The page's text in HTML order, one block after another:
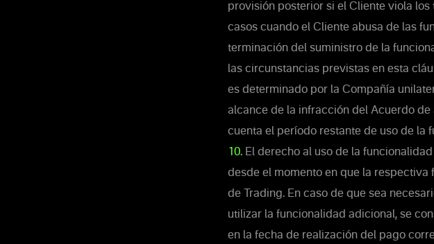
provisión posterior si el Cliente viola
casos cuando el Cliente abusa de las
terminación del suministro de la
las circunstancias previstas en esta
es determinado por la Compañía
alcance de la infracción del Acuerdo
cuenta el período restante de uso de la
10. El derecho al uso de la
desde el momento en que la
de Trading. En caso de que sea
utilizar la funcionalidad adicional, se
en la fecha de realización del pago